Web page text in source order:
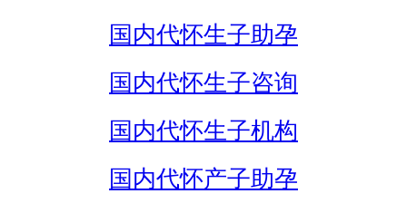
国内代怀生子助孕
国内代怀生子咨询
国内代怀生子机构
国内代怀产子助孕